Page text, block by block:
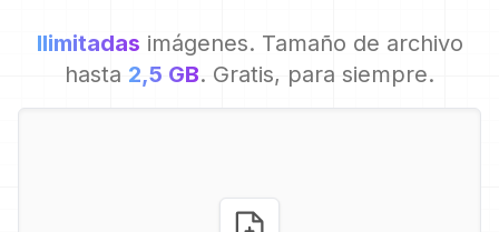
Ilimitadas imágenes. Tamaño de archivo
hasta 2,5 GB. Gratis, para siempre.